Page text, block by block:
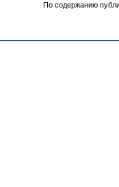
По содержанию